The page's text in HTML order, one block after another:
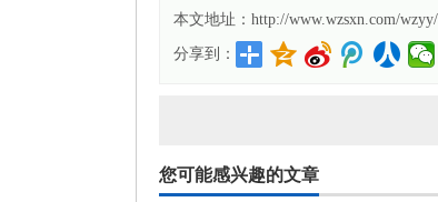
本文地址：http://www.wzsxn.com/
分享到：
您可能感兴趣的文章